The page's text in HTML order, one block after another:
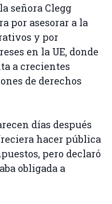
señora Clegg
por asesorar a la
y por
en la UE, donde
a crecientes
de derechos
días después
hacer pública
pero declaró
obligada a